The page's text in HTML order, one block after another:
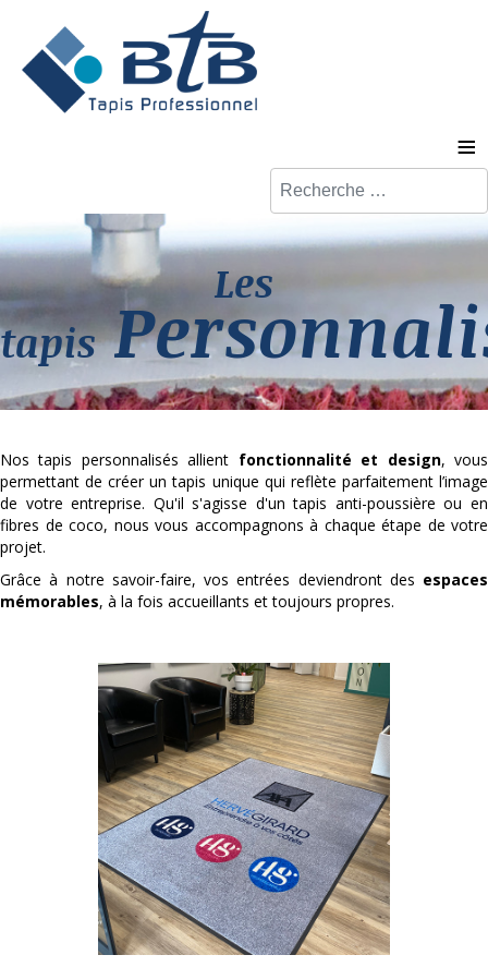
≡
Valider
Les
tapis
Nos tapis personnalisés allient fonctionnalité et design, vous
permettant de créer un tapis unique qui reflète parfaitement l’image
de votre entreprise. Qu'il s'agisse d'un tapis anti-poussière ou en
fibres de coco, nous vous accompagnons à chaque étape de votre
projet.
Grâce à notre savoir-faire, vos entrées deviendront des espaces
mémorables, à la fois accueillants et toujours propres.